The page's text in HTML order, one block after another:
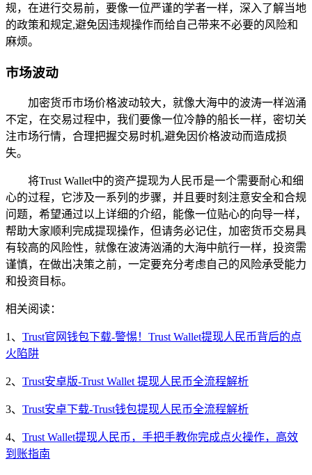
规，在进行交易前，要像一位严谨的学者一样，深入了解当地
的政策和规定,避免因违规操作而给自己带来不必要的风险和
麻烦。
市场波动
加密货币市场价格波动较大，就像大海中的波涛一样汹涌
不定，在交易过程中，我们要像一位冷静的船长一样，密切关
注市场行情，合理把握交易时机,避免因价格波动而造成损
失。
将Trust Wallet中的资产提现为人民币是一个需要耐心和细
心的过程，它涉及一系列的步骤，并且要时刻注意安全和合规
问题，希望通过以上详细的介绍，能像一位贴心的向导一样，
帮助大家顺利完成提现操作，但请务必记住，加密货币交易具
有较高的风险性，就像在波涛汹涌的大海中航行一样，投资需
谨慎，在做出决策之前，一定要充分考虑自己的风险承受能力
和投资目标。
相关阅读：
1、 Trust官网钱包下载-警惕！Trust Wallet提现人民币背后的点
火陷阱
2、 Trust安卓版-Trust Wallet 提现人民币全流程解析
3、 Trust安卓下载-Trust钱包提现人民币全流程解析
4、 Trust Wallet提现人民币，手把手教你完成点火操作，高效
到账指南